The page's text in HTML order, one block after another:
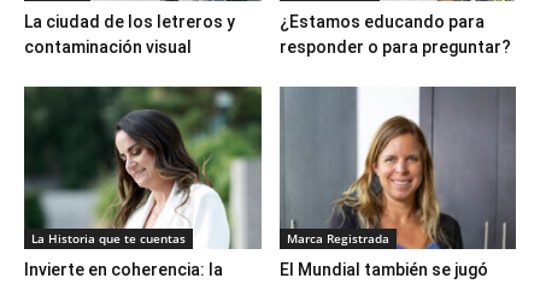
La ciudad de los letreros y
contaminación visual
¿Estamos educando para
responder o para preguntar?
La Historia que te cuentas
Invierte en coherencia: la
Marca Registrada
El Mundial también se jugó